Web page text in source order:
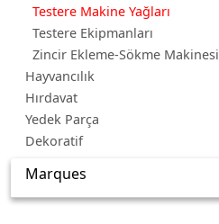
Testere Makine Yağları
Testere Ekipmanları
Zincir Ekleme-Sökme Makinesi
Hayvancılık
Hırdavat
Yedek Parça
Dekoratif
Marques